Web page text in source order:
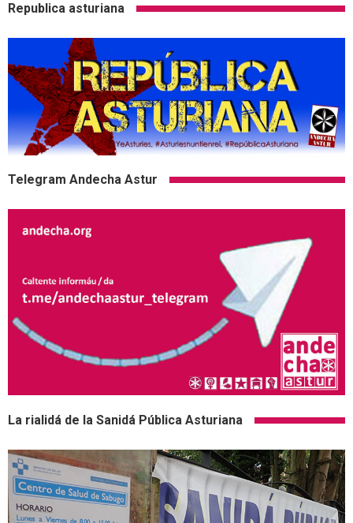
Republica asturiana
Telegram Andecha Astur
La rialidá de la Sanidá Pública Asturiana